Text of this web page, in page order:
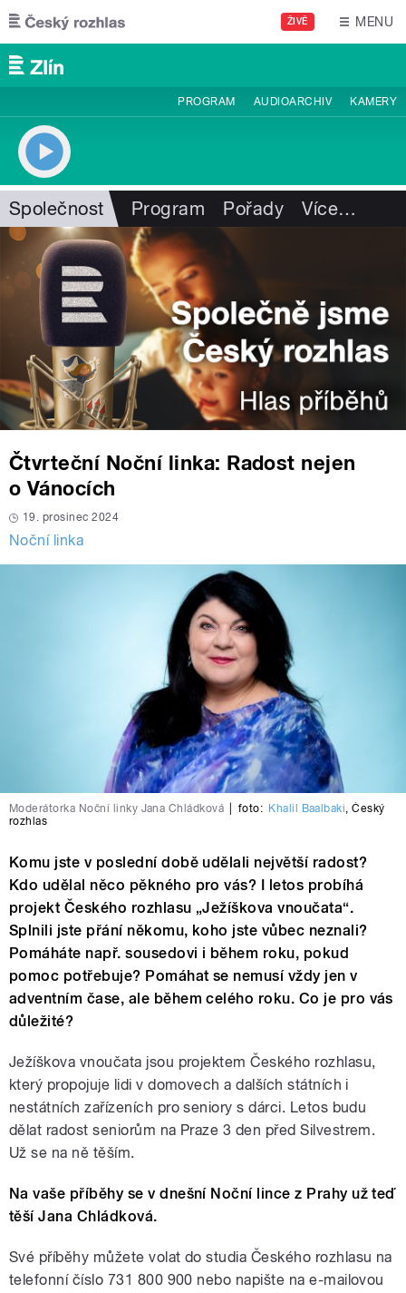
Přejít k hlavnímu obsahu
ŽIVĚ MENU
PROGRAM AUDIOARCHIV KAMERY
Společnost Program Pořady Více…
Čtvrteční Noční linka: Radost nejen
o Vánocích
19. prosinec 2024
Noční linka
Moderátorka Noční linky Jana Chládková foto: Khalil Baalbaki,Český
rozhlas
Komu jste v poslední době udělali největší radost?
Kdo udělal něco pěkného pro vás? I letos probíhá
projekt Českého rozhlasu „Ježíškova vnoučata“.
Splnili jste přání někomu, koho jste vůbec neznali?
Pomáháte např. sousedovi i během roku, pokud
pomoc potřebuje? Pomáhat se nemusí vždy jen v
adventním čase, ale během celého roku. Co je pro vás
důležité?
Ježíškova vnoučata jsou projektem Českého rozhlasu,
který propojuje lidi v domovech a dalších státních i
nestátních zařízeních pro seniory s dárci. Letos budu
dělat radost seniorům na Praze 3 den před Silvestrem.
Už se na ně těším.
Na vaše příběhy se v dnešní Noční lince z Prahy už teď
těší Jana Chládková.
Své příběhy můžete volat do studia Českého rozhlasu na
telefonní číslo 731 800 900 nebo napište na e-mailovou